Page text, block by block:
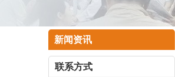
新闻资讯
联系方式